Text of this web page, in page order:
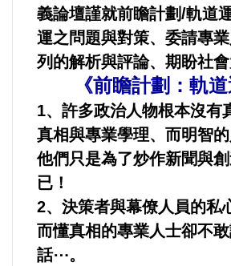
命理/信仰/宗教/宮廟/教會
演講/發表會/論壇/研討會
內政/社會/福利/弱勢/慈善
國際/全球
環境/資源/能源
交通運輸
義論壇謹就前瞻計劃/軌道
運之問題與對策、委請專
列的解析與評論、期盼社會
《前瞻計劃：軌道
1、許多政治人物根本沒有
真相與專業學理、而明智
他們只是為了炒作新聞與
已！
2、決策者與幕僚人員的私
而懂真相的專業人士卻不
話⋯。